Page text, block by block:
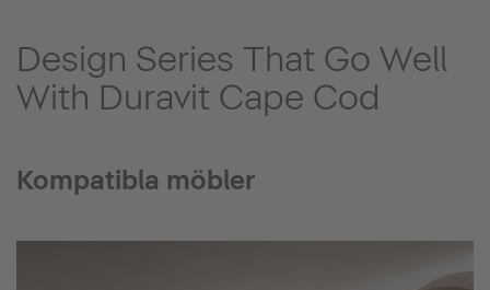
Design Series That Go Well
With Duravit Cape Cod
Kompatibla möbler